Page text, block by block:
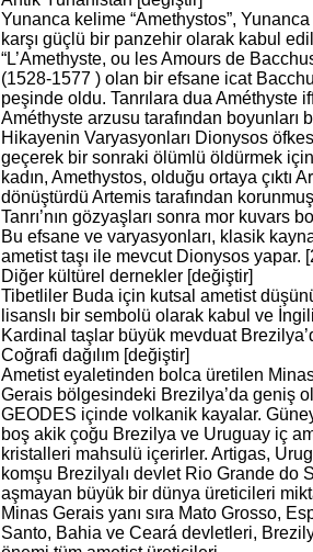
Yunanca kelime “Amethystos”,
karşı güçlü bir panzehir olarak kabul
“L’Amethyste, ou les Amours de
(1528-1577 ) olan bir efsane icat
peşinde oldu. Tanrılara dua Améthyste
Améthyste arzusu tarafından
Hikayenin Varyasyonları Dionysos
geçerek bir sonraki ölümlü öldürmek
kadın, Amethystos, olduğu ortaya çıktı
dönüştürdü Artemis tarafından
Tanrı’nın gözyaşları sonra mor kuvars
Bu efsane ve varyasyonları, klasik
ametist taşı ile mevcut Dionysos yapar.
Diğer kültürel dernekler [değiştir]
Tibetliler Buda için kutsal ametist
lisanslı bir sembolü olarak kabul ve
Kardinal taşlar büyük mevduat
Coğrafi dağılım [değiştir]
Ametist eyaletinden bolca üretilen
Gerais bölgesindeki Brezilya’da geniş
GEODES içinde volkanik kayalar.
boş akik çoğu Brezilya ve Uruguay iç
kristalleri mahsulü içerirler. Artigas,
komşu Brezilyalı devlet Rio Grande do
aşmayan büyük bir dünya üreticileri
Minas Gerais yanı sıra Mato Grosso,
Santo, Bahia ve Ceará devletleri,